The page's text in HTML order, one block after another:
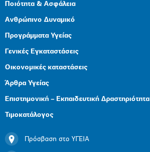
Ποιότητα & Ασφάλεια
Ανθρώπινο Δυναμικό
Προγράμματα Υγείας
Γενικές Εγκαταστάσεις
Οικονομικές καταστάσεις
Άρθρα Υγείας
Επιστημονική – Εκπαιδευτική Δραστηριότητα
Τιμοκατάλογος
Πρόσβαση στο ΥΓΕΙΑ